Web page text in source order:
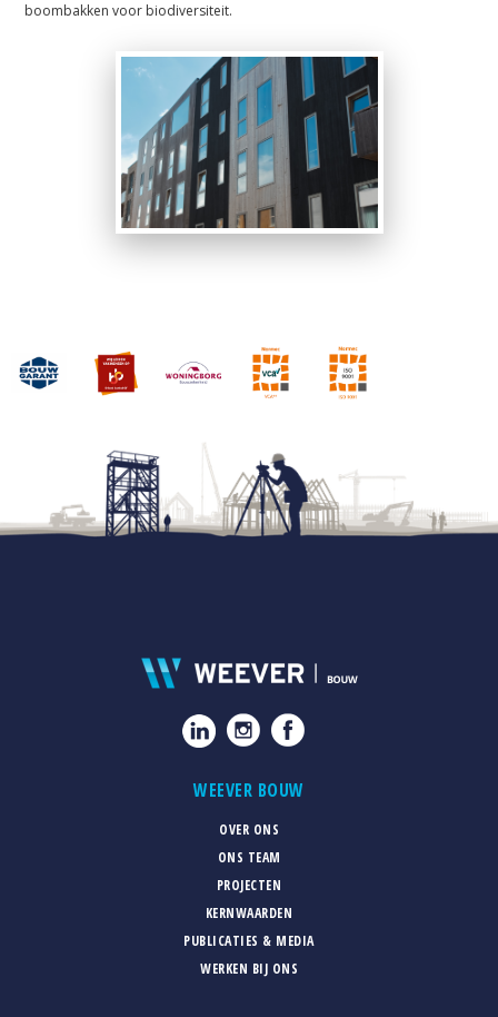
boombakken voor biodiversiteit.
WEEVER BOUW
OVER ONS
ONS TEAM
PROJECTEN
KERNWAARDEN
PUBLICATIES & MEDIA
WERKEN BIJ ONS